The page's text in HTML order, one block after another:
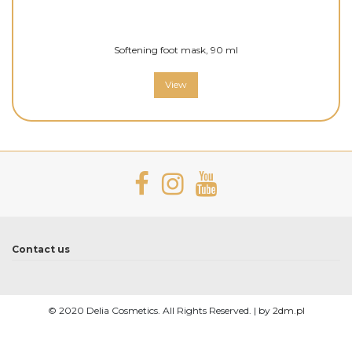
Softening foot mask, 90 ml
View
Contact us
© 2020 Delia Cosmetics. All Rights Reserved. | by 2dm.pl